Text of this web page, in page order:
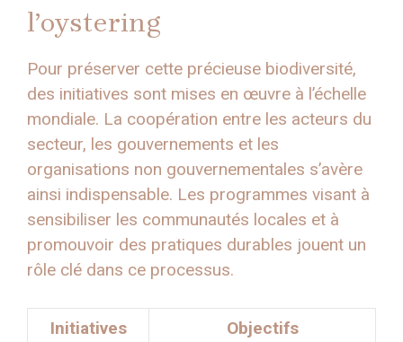
l’oystering
Pour préserver cette précieuse biodiversité,
des initiatives sont mises en œuvre à l’échelle
mondiale. La coopération entre les acteurs du
secteur, les gouvernements et les
organisations non gouvernementales s’avère
ainsi indispensable. Les programmes visant à
sensibiliser les communautés locales et à
promouvoir des pratiques durables jouent un
rôle clé dans ce processus.
Initiatives
Objectifs